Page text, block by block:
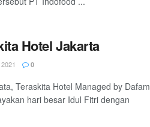
Hotel Jakarta
0
Teraskita Hotel Managed by Dafam
hari besar Idul Fitri dengan